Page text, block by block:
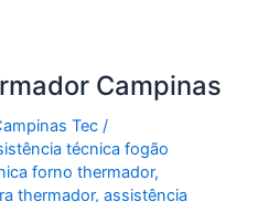
Campinas
Tec/
técnica fogão
forno thermador,
thermador,assistência